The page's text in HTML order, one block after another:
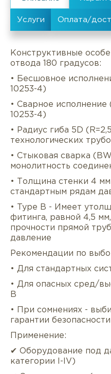
Описание
Услуги Оплата/
Конструктивные
отвода 180 градусов:
• Бесшовное
10253-4)
• Сварное
10253-4)
• Радиус гиба 5D
технологических
• Стыковая сварка
монолитность
• Толщина стенки 4 мм
стандартным рядам
• Type B - Имеет
фитинга, равной 4,5
прочности прямой
давление
Рекомендации по
• Для стандартных
• Для опасных сред/
B
• При сомнениях -
гарантии безопасности
Применение:
✔ Оборудование под
категории I-IV)